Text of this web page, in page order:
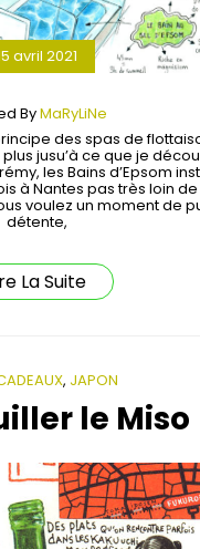
avril 2021
ByMaRyLiNe
des spas de
jusu’à ce que je
les Bains d’Epsom
à Nantes pas très loin de
voulez un moment de
détente,
La Suite
, JAPON
le Miso